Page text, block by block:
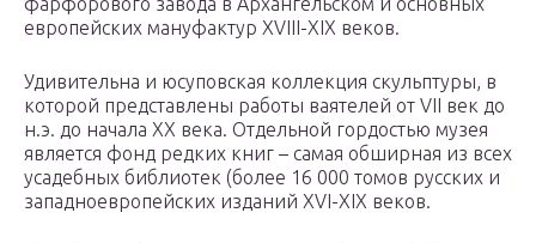
европейских мануфактур XVIII-XIX веков.
Удивительна и юсуповская коллекция скульптуры, в
которой представлены работы ваятелей от VII век до
н.э. до начала ХХ века. Отдельной гордостью музея
является фонд редких книг – самая обширная из всех
усадебных библиотек (более 16 000 томов русских и
западноевропейских изданий XVI-ХIХ веков.